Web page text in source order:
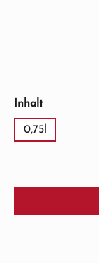
Inhaltauswählen
0,75l